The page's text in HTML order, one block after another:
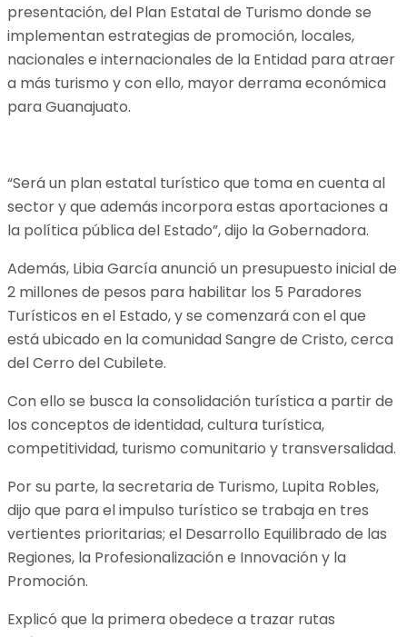
presentación, del Plan Estatal de Turismo donde se
implementan estrategias de promoción, locales,
nacionales e internacionales de la Entidad para atraer
a más turismo y con ello, mayor derrama económica
para Guanajuato.
“Será un plan estatal turístico que toma en cuenta al
sector y que además incorpora estas aportaciones a
la política pública del Estado”, dijo la Gobernadora.
Además, Libia García anunció un presupuesto inicial de
2 millones de pesos para habilitar los 5 Paradores
Turísticos en el Estado, y se comenzará con el que
está ubicado en la comunidad Sangre de Cristo, cerca
del Cerro del Cubilete.
Con ello se busca la consolidación turística a partir de
los conceptos de identidad, cultura turística,
competitividad, turismo comunitario y transversalidad.
Por su parte, la secretaria de Turismo, Lupita Robles,
dijo que para el impulso turístico se trabaja en tres
vertientes prioritarias; el Desarrollo Equilibrado de las
Regiones, la Profesionalización e Innovación y la
Promoción.
Explicó que la primera obedece a trazar rutas